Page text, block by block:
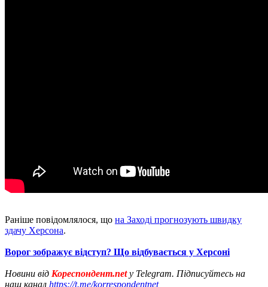
Раніше повідомлялося, що на Заході прогнозують швидку
здачу Херсона.
Ворог зображує відступ? Що відбувається у Херсоні
Новини від Кореспондент.netу Telegram. Підписуйтесь на
наш канал https://t.me/korrespondentnet